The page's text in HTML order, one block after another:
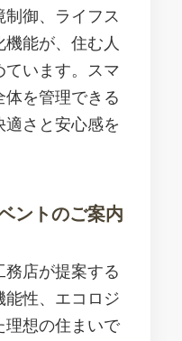
御、ライフス
能が、住む人
ています。スマ
を管理できる
さと安心感を
ントのご案内
店が提案する
能性、エコロジ
理想の住まいで